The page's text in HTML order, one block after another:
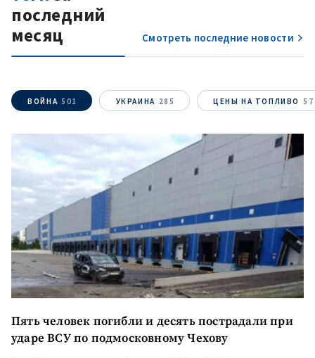
последний
месяц
Смотреть последние новости
ВОЙНА 501 УКРАИНА 285 ЦЕНЫ НА ТОПЛИВО 57
Пять человек погибли и десять пострадали при
ударе ВСУ по подмосковному Чехову
Заголовок новости
заголовок
изображение
Ссылка на медиа
+ Добавить ссылку на
медиа
Текст новости
+ Добавить текст
новости
КОНТАКТНЫЙ ИСТОЧНИК
Имя + Моё имя